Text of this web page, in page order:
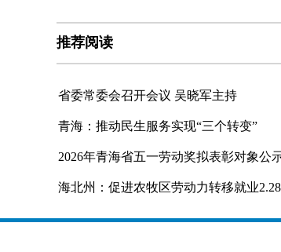
推荐阅读
省委常委会召开会议 吴晓军主持
青海：推动民生服务实现“三个转变”
2026年青海省五一劳动奖拟表彰对象公
海北州：促进农牧区劳动力转移就业